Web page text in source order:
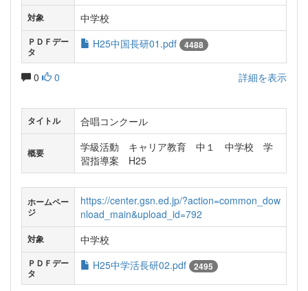
対象 中学校
ＰＤＦデー
タ
H25中国長研01.pdf 4488
0 0 詳細を表示
タイトル 合唱コンクール
概要
学級活動 キャリア教育 中１ 中学校 学
習指導案 H25
ホームペー
ジ
https://center.gsn.ed.jp/?action=common_dow
nload_main&upload_id=792
対象 中学校
ＰＤＦデー
タ
H25中学活長研02.pdf 2495